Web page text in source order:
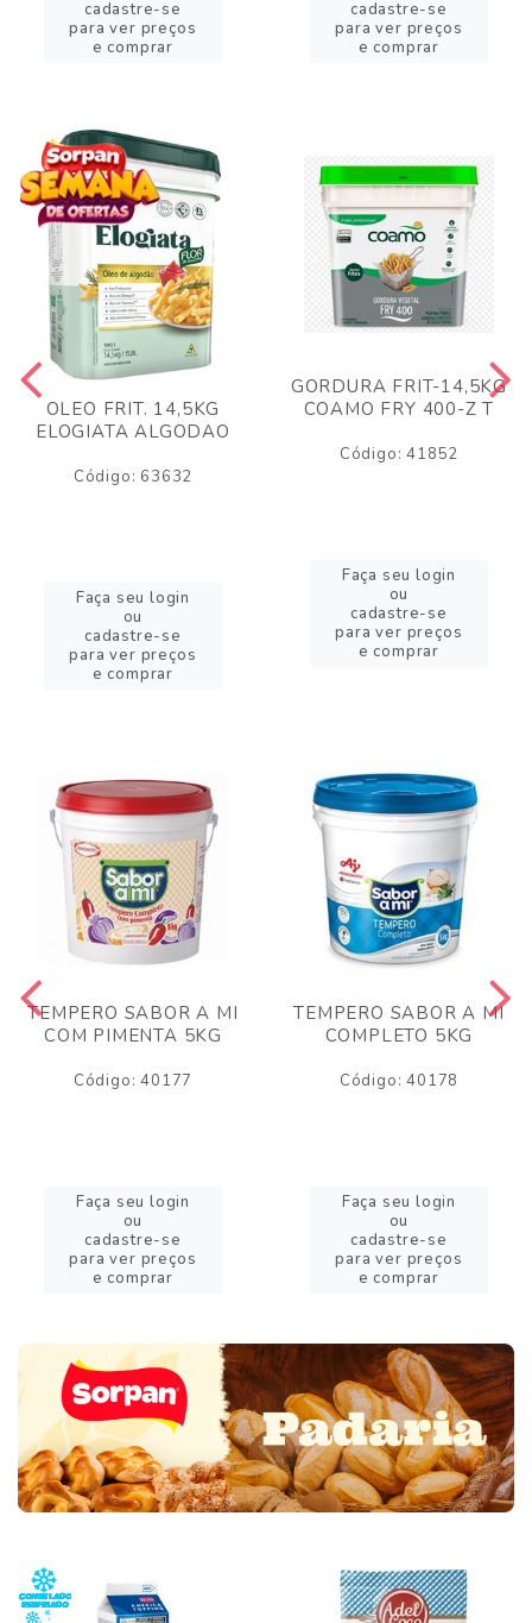
cadastre-se
para ver preços
e comprar
cadastre-se
para ver preços
e comprar
OLEO FRIT. 14,5KG
ELOGIATA ALGODAO
Código: 63632
Faça seu login
ou
cadastre-se
para ver preços
e comprar
GORDURA FRIT-14,5KG
COAMO FRY 400-Z T
Código: 41852
Faça seu login
ou
cadastre-se
para ver preços
e comprar
TEMPERO SABOR A MI
COM PIMENTA 5KG
Código: 40177
Faça seu login
ou
cadastre-se
para ver preços
e comprar
TEMPERO SABOR A MI
COMPLETO 5KG
Código: 40178
Faça seu login
ou
cadastre-se
para ver preços
e comprar